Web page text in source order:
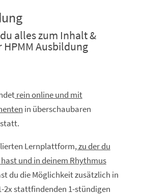
alles zum Inhalt &
Ausbildung
rein online und mit
in überschaubaren
Lernplattform, zu der du
und in deinem Rhythmus
du die Möglichkeit zusätzlich in
2x stattfindenden 1-stündigen